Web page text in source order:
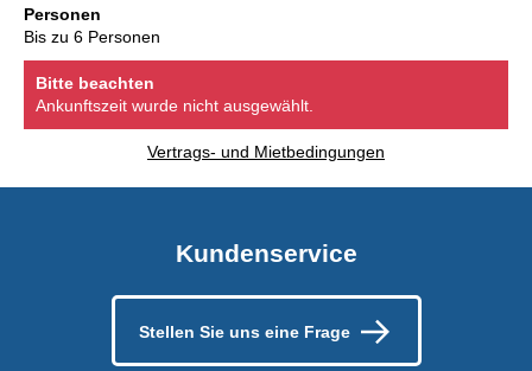
Personen
Bis zu 6 Personen
Bitte beachten
Ankunftszeit wurde nicht ausgewählt.
Vertrags- und Mietbedingungen
Kundenservice
Stellen Sie uns eine Frage